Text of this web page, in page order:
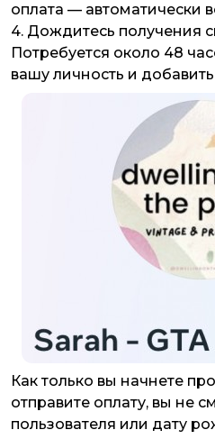
оплата — автоматически
4. Дождитесь получения
Потребуется около 48
вашу личность и
Как только вы начнете
отправите оплату, вы не
пользователя или дату